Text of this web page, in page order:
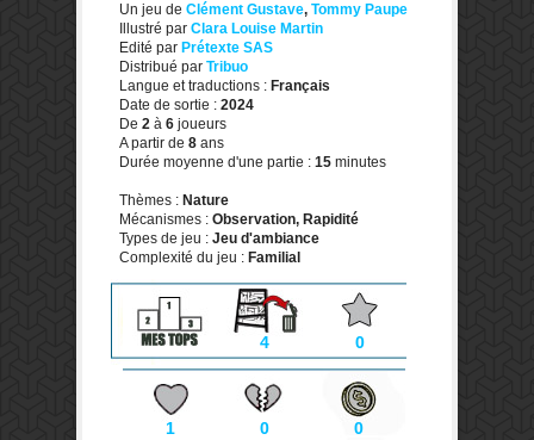
Un jeu de Clément Gustave, Tommy Paupe
Illustré par Clara Louise Martin
Edité par Prétexte SAS
Distribué par Tribuo
Langue et traductions : Français
Date de sortie : 2024
De 2 à 6 joueurs
A partir de 8 ans
Durée moyenne d'une partie : 15 minutes
Thèmes : Nature
Mécanismes : Observation, Rapidité
Types de jeu : Jeu d'ambiance
Complexité du jeu : Familial
4 0
1 0 0